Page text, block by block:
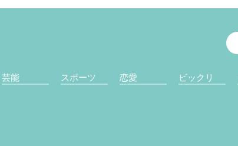
芸能 スポーツ 恋愛 ビックリ